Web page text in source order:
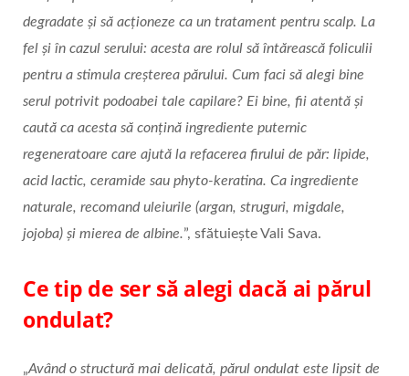
degradate și să acționeze ca un tratament pentru scalp. La
fel și în cazul serului: acesta are rolul să întărească foliculii
pentru a stimula creșterea părului. Cum faci să alegi bine
serul potrivit podoabei tale capilare? Ei bine, fii atentă și
caută ca acesta să conțină ingrediente puternic
regeneratoare care ajută la refacerea firului de păr: lipide,
acid lactic, ceramide sau phyto-keratina. Ca ingrediente
naturale, recomand uleiurile (argan, struguri, migdale,
jojoba) și mierea de albine.”, sfătuiește Vali Sava.
Ce tip de ser să alegi dacă ai părul
ondulat?
„Având o structură mai delicată, părul ondulat este lipsit de